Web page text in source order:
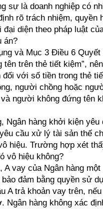
sự là doanh nghiệp có
rõ trách nhiệm, quyền
diện theo pháp luật
án?
và Mục 3 Điều 6
trên thẻ tiết kiệm”,
với số tiền trong thẻ
người chồng hoặc
người không đứng tên
Ngân hàng khởi kiện
cầu xử lý tài sản thế
hiệu. Trường hợp xét
vô hiệu không?
vay của Ngân hàng
đảm bằng quyền sử
A trả khoản vay trên,
Ngân hàng không xác